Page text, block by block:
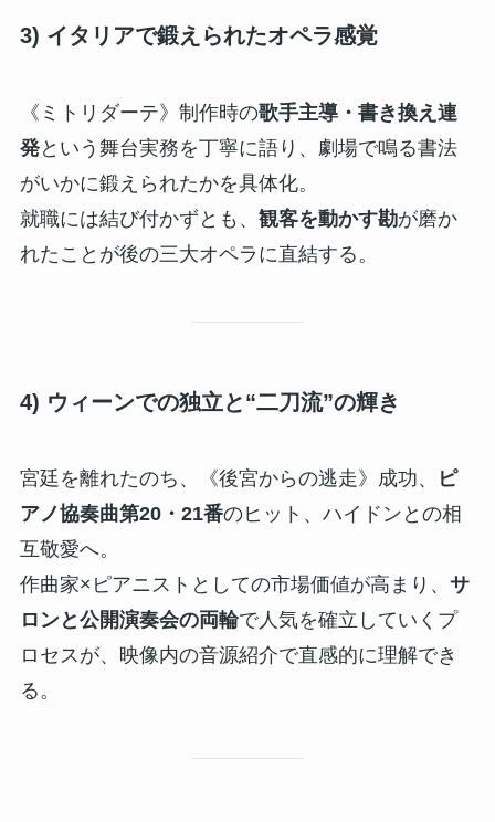
3) イタリアで鍛えられたオペラ感覚
《ミトリダーテ》制作時の歌手主導・書き換え連
発という舞台実務を丁寧に語り、劇場で鳴る書法
がいかに鍛えられたかを具体化。
就職には結び付かずとも、 観客を動かす勘が磨か
れたことが後の三大オペラに直結する。
4) ウィーンでの独立と“二刀流”の輝き
宮廷を離れたのち、《後宮からの逃走》成功、
ピ
アノ協奏曲第20・21番のヒット、ハイドンとの相
互敬愛へ。
作曲家×ピアニストとしての市場価値が高まり、 サ
ロンと公開演奏会の両輪で人気を確立していくプ
ロセスが、映像内の音源紹介で直感的に理解でき
る。